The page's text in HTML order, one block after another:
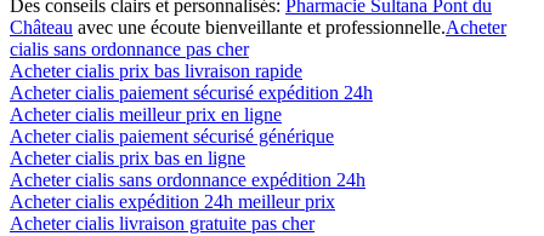
Des conseils clairs et personnalisés: Pharmacie Sultana Pont du
Château avec une écoute bienveillante et professionnelle.Acheter
cialis sans ordonnance pas cher
Acheter cialis prix bas livraison rapide
Acheter cialis paiement sécurisé expédition 24h
Acheter cialis meilleur prix en ligne
Acheter cialis paiement sécurisé générique
Acheter cialis prix bas en ligne
Acheter cialis sans ordonnance expédition 24h
Acheter cialis expédition 24h meilleur prix
Acheter cialis livraison gratuite pas cher